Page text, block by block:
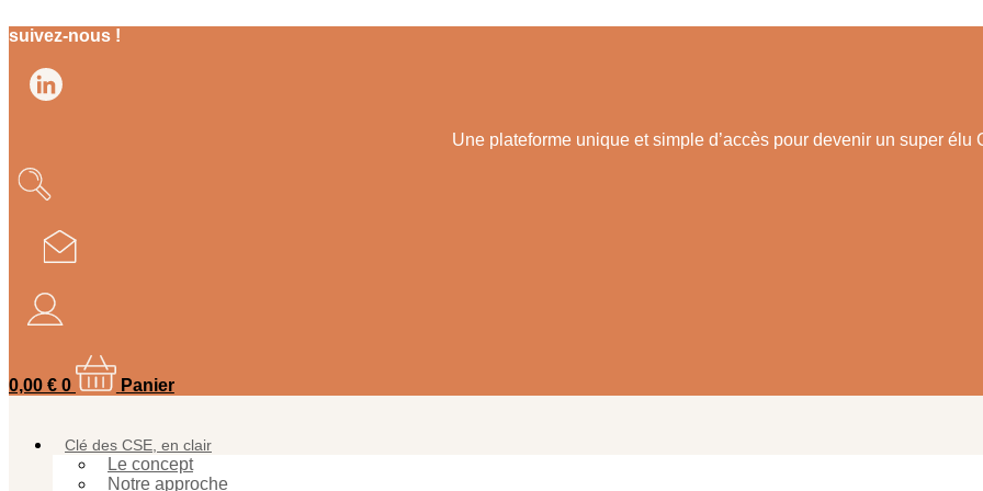
au
suivez-nous !
Une plateforme unique et simple d’accès pour devenir un super élu
0,00 € 0 Panier
Clé des CSE, en clair
Le concept
Notre approche